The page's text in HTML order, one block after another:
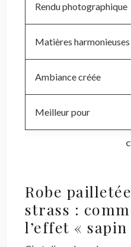
Rendu photographique
Matières harmonieuses
Ambiance créée
Meilleur pour
Robe
strass :
l’effet « sapin